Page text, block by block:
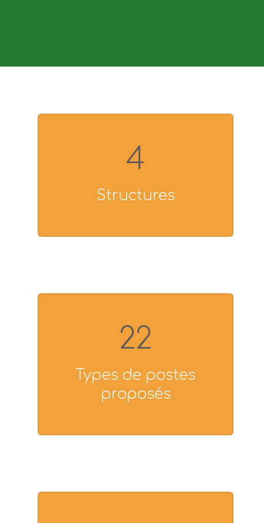
4
Structures
22
Types de postes
proposés